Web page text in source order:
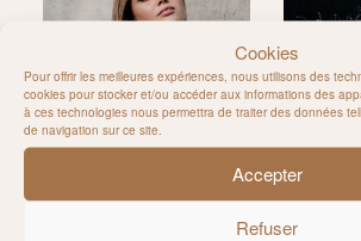
Cookies
Pour offrir les meilleures expériences, nous utilisons des
cookies pour stocker et/ou accéder aux informations des
à ces technologies nous permettra de traiter des données
de navigation sur ce site.
Accepter
Refuser